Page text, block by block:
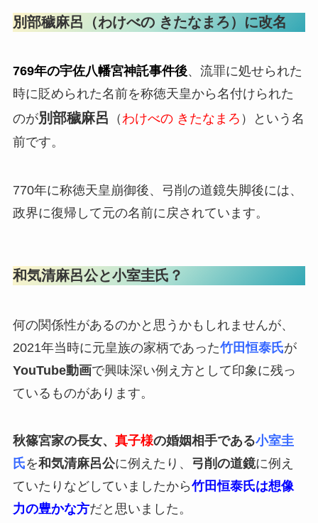
別部穢麻呂（わけべの きたなまろ）に改名
769年の宇佐八幡宮神託事件後、流罪に処せられた
時に貶められた名前を称徳天皇から名付けられた
のが別部穢麻呂 （わけべの きたなまろ ）という名
前です。
770年に称徳天皇崩御後、弓削の道鏡失脚後には、
政界に復帰して元の名前に戻されています。
和気清麻呂公と小室圭氏？
何の関係性があるのかと思うかもしれませんが、
2021年当時に元皇族の家柄であった竹田恒泰氏が
YouTube動画で興味深い例え方として印象に残っ
ているものがあります。
秋篠宮家の長女、 真子様の婚姻相手である小室圭
氏を和気清麻呂公に例えたり、 弓削の道鏡に例え
ていたりなどしていましたから竹田恒泰氏は想像
力の豊かな方だと思いました。